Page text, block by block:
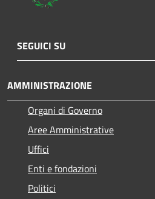
SEGUICI SU
AMMINISTRAZIONE
Organi di Governo
Aree Amministrative
Uffici
Enti e fondazioni
Politici